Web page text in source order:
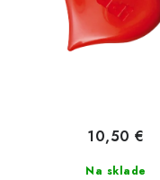
Na sklade
10,50 €